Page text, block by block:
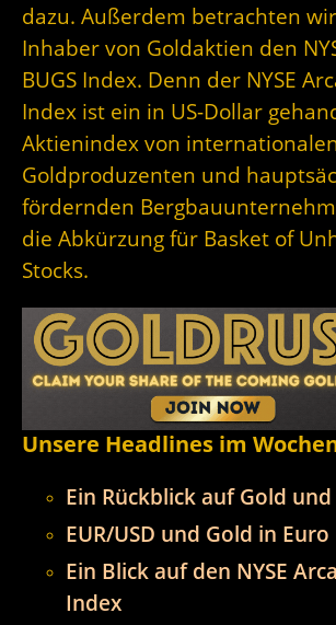
dazu. Außerdem betrachten
Inhaber von Goldaktien den
BUGS Index. Denn der NYSE
Index ist ein in US-Dollar
Aktienindex von
Goldproduzenten und
fördernden
die Abkürzung für Basket of
Stocks.
Unsere Headlines im
Ein Rückblick auf Gold
EUR/USD und Gold in Euro
Ein Blick auf den NYSE
Index